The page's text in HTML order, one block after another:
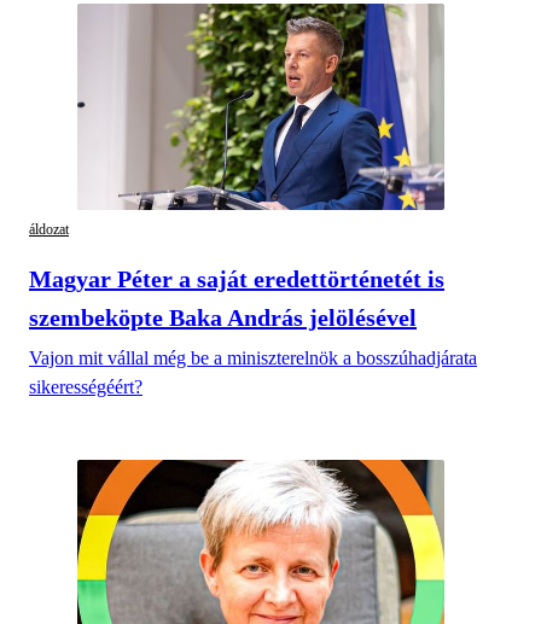
áldozat
Magyar Péter a saját eredettörténetét is
szembeköpte Baka András jelölésével
Vajon mit vállal még be a miniszterelnök a bosszúhadjárata
sikerességéért?